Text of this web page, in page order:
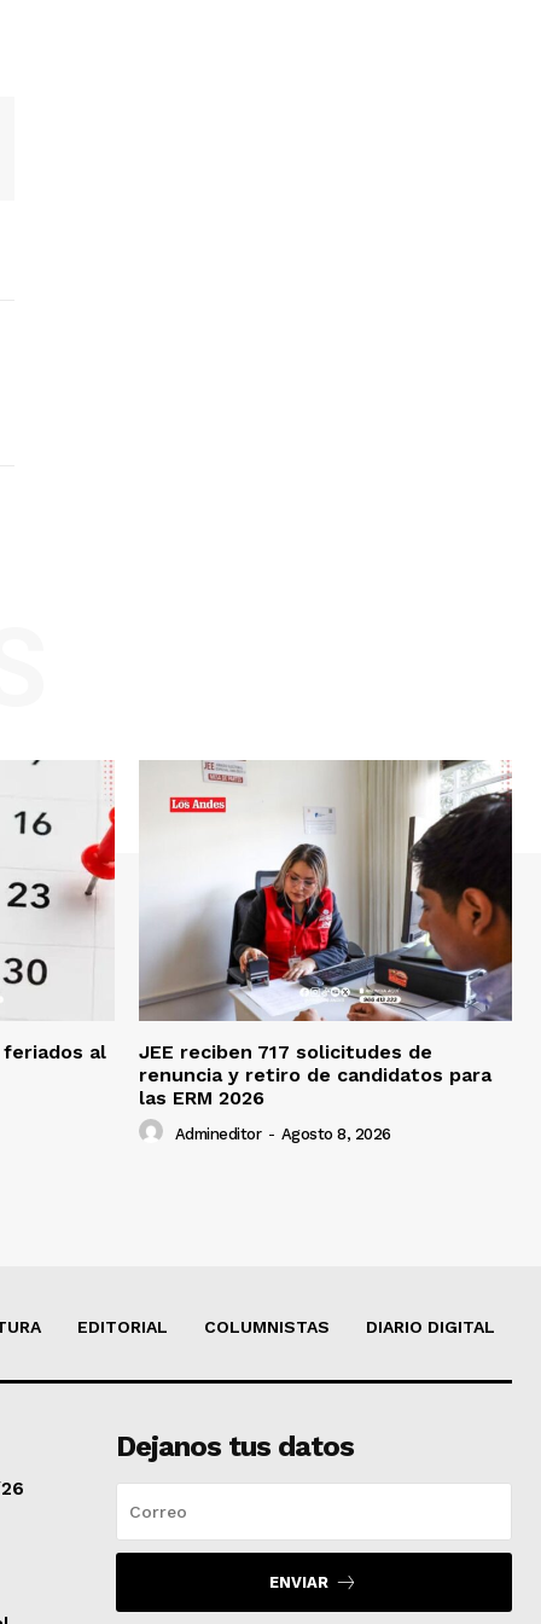
al
JEE reciben 717 solicitudes de
renuncia y retiro de candidatos para
las ERM 2026
Admineditor - Agosto 8, 2026
EDITORIAL COLUMNISTAS DIARIO DIGITAL
Dejanos tus datos
ENVIAR